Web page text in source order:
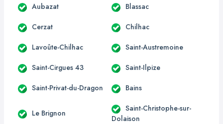
Aubazat Blassac
Cerzat Chilhac
Lavoûte-Chilhac Saint-Austremoine
Saint-Cirgues 43 Saint-Ilpize
Saint-Privat-du-Dragon Bains
Le Brignon
Saint-Christophe-sur-
Dolaison